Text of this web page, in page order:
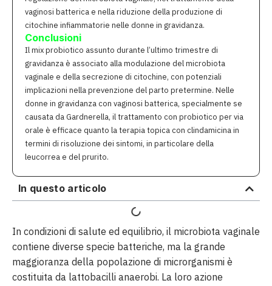
vaginosi batterica e nella riduzione della produzione di
citochine infiammatorie nelle donne in gravidanza.
Conclusioni
Il mix probiotico assunto durante l’ultimo trimestre di
gravidanza è associato alla modulazione del microbiota
vaginale e della secrezione di citochine, con potenziali
implicazioni nella prevenzione del parto pretermine. Nelle
donne in gravidanza con vaginosi batterica, specialmente se
causata da Gardnerella, il trattamento con probiotico per via
orale è efficace quanto la terapia topica con clindamicina in
termini di risoluzione dei sintomi, in particolare della
leucorrea e del prurito.
In questo articolo
In condizioni di salute ed equilibrio, il microbiota vaginale
contiene diverse specie batteriche, ma la grande
maggioranza della popolazione di microrganismi è
costituita da lattobacilli anaerobi. La loro azione